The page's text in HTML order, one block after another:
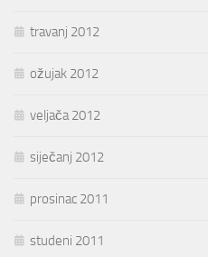
travanj 2012
ožujak 2012
veljača 2012
siječanj 2012
prosinac 2011
studeni 2011